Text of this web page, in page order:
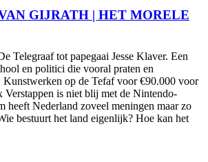
GIJRATH | HET MORELE
Telegraaf tot papegaai Jesse Klaver. Een
en politici die vooral praten en
Kunstwerken op de Tefaf voor €90.000 voor
Verstappen is niet blij met de Nintendo-
heeft Nederland zoveel meningen maar zo
bestuurt het land eigenlijk? Hoe kan het